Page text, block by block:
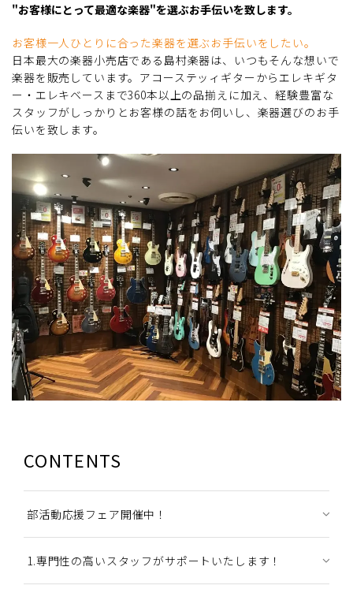
"お客様にとって最適な楽器"を選ぶお手伝いを致します。
お客様一人ひとりに合った楽器を選ぶお手伝いをしたい。
日本最大の楽器小売店である島村楽器は、いつもそんな想いで
楽器を販売しています。アコーステッィギターからエレキギタ
ー・エレキベースまで360本以上の品揃えに加え、経験豊富な
スタッフがしっかりとお客様の話をお伺いし、楽器選びのお手
伝いを致します。
CONTENTS
部活動応援フェア開催中！
1.専門性の高いスタッフがサポートいたします！